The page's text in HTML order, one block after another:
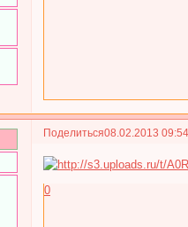
Поделиться08.02.2013
0